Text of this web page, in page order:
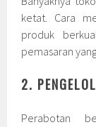
ketat. Cara
produk
pemasaran
2.
Perabotan